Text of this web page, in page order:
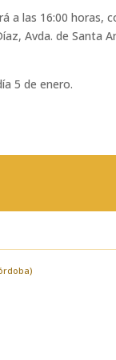
a las 16:00 horas,
Avda. de Santa
5 de enero.